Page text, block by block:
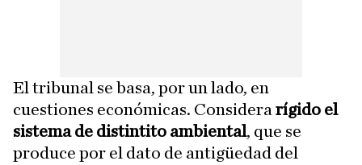
El tribunal se basa, por un lado, en
cuestiones económicas. Considera rígido el
sistema de distintito ambiental, que se
produce por el dato de antigüedad del